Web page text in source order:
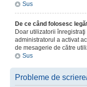
Sus
De ce când folosesc
Doar utilizatorii
administratorul a activat
de mesagerie de către
Sus
Probleme de